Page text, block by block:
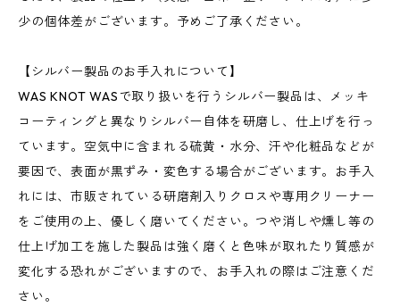
少の個体差がございます。予めご了承ください。
【シルバー製品のお手入れについて】
WAS KNOT WASで取り扱いを行うシルバー製品は、メッキ
コーティングと異なりシルバー自体を研磨し、仕上げを行っ
ています。空気中に含まれる硫黄・水分、汗や化粧品などが
要因で、表面が黒ずみ・変色する場合がございます。お手入
れには、市販されている研磨剤入りクロスや専用クリーナー
をご使用の上、優しく磨いてください。つや消しや燻し等の
仕上げ加工を施した製品は強く磨くと色味が取れたり質感が
変化する恐れがございますので、お手入れの際はご注意くだ
さい。